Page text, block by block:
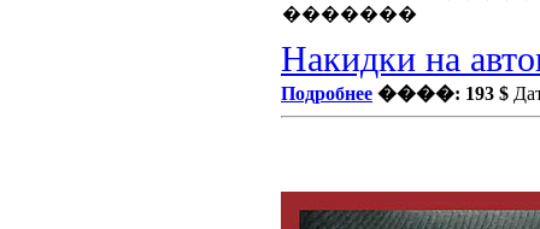
Накидки на
Подробнее ����: 193 $